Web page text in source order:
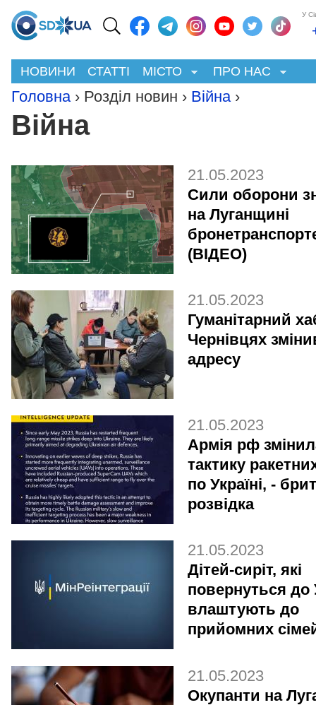
У
НОВИНИ СТАТТІ МІСТО ПРО НАС
Головна › Розділ новин › Війна ›
Війна
21.05.2023
Сили оборони
на Луганщині
(ВІДЕО)
21.05.2023
Гуманітарний
Чернівцях
адресу
21.05.2023
Армія рф
тактику
по Україні, -
розвідка
21.05.2023
Дітей-сиріт, які
повернуться до
влаштують до
прийомних
21.05.2023
Окупанти на